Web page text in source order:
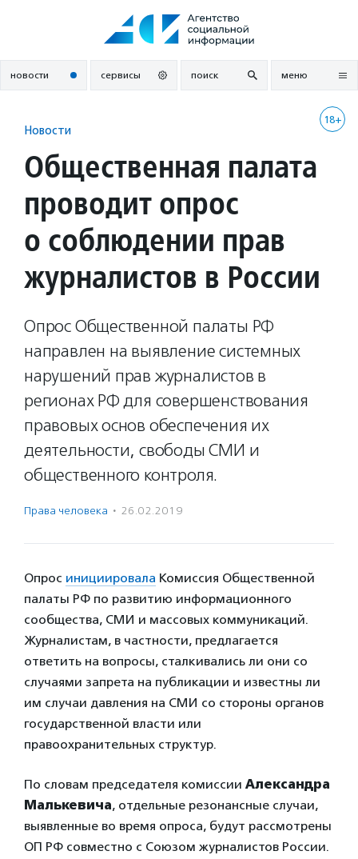
новости сервисы поиск меню
18+
Новости
Общественная палата
проводит опрос
о соблюдении прав
журналистов в России
Опрос Общественной палаты РФ
направлен на выявление системных
нарушений прав журналистов в
регионах РФ для совершенствования
правовых основ обеспечения их
деятельности, свободы СМИ и
общественного контроля.
Права человека · 26.02.2019
Опрос инициировала Комиссия Общественной
палаты РФ по развитию информационного
сообщества, СМИ и массовых коммуникаций.
Журналистам, в частности, предлагается
ответить на вопросы, сталкивались ли они со
случаями запрета на публикации и известны ли
им случаи давления на СМИ со стороны органов
государственной власти или
правоохранительных структур.
По словам председателя комиссии Александра
Малькевича, отдельные резонансные случаи,
выявленные во время опроса, будут рассмотрены
ОП РФ совместно с Союзом журналистов России.